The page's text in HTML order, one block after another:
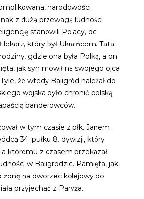
narodowości
z dużą przewagą ludności
stanowili Polacy, do
lekarz, który był Ukraińcem. Tata
gdzie ona była Polką, a on
jak syn mówił na swojego ojca
że wtedy Baligród należał do
wojska było chronić polską
banderowców.
w tym czasie z płk. Janem
34. pułku 8. dywizji, który
a któremu z czasem przekazał
w Baligrodzie. Pamięta, jak
żonę na dworzec kolejowy do
przyjechać z Paryża.